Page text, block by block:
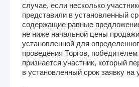
случае, если несколько
представили в установленный
содержащие равные
не ниже начальной цены
установленной для
проведения Торгов, победителем
признается участник, который
в установленный срок заявку на